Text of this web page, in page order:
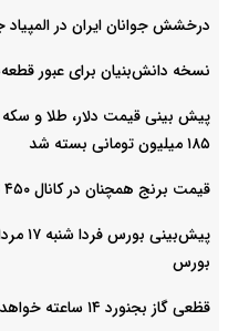
درخشش جوانان ایران در
نسخه دانش‌بنیان برای عبور
۱۸۵ میلیون تومانی بسته شد
قیمت برنج همچنان در کانال ۴۵۰ تا ۵۵۰ هزار تومان
بورس
قظعی گاز بجنورد ۱۴ ساعته خواهد بود